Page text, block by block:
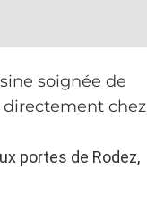
soignée de
directement chez
portes de Rodez,